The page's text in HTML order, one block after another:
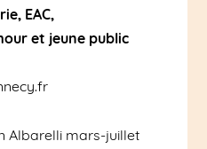
EAC,
et jeune public
Albarelli mars-juillet